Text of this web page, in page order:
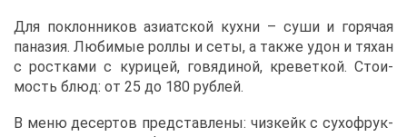
Для по­клон­ни­ков ази­ат­ской кух­ни ­– су­ши и го­ря­чая
па­на­зия. Лю­би­мые рол­лы и се­ты, а та­к­же удон и тя­хан
с рост­ка­ми с ку­ри­цей, го­вя­ди­ной, кре­вет­кой. Сто­и­
мость блюд: от 25 до 180 руб­лей.
В ме­ню де­сер­тов пред­став­ле­ны: чиз­кейк с су­хо­фрук­